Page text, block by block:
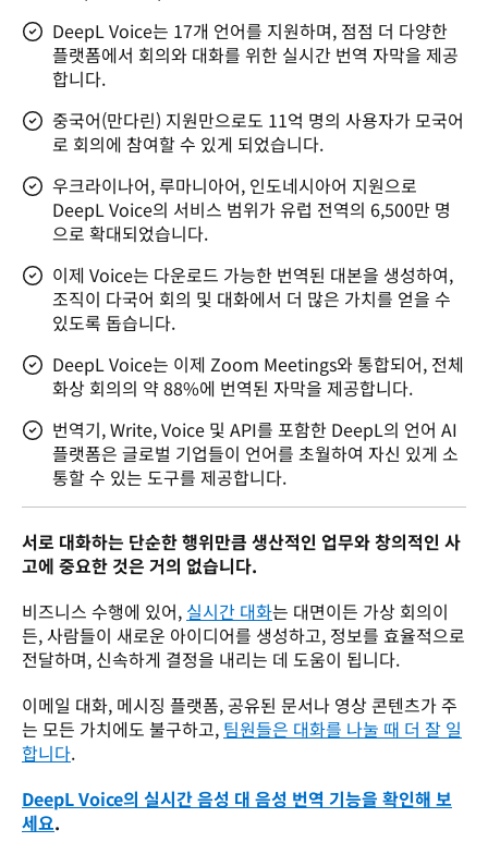
DeepL Voice는 17개 언어를 지원하며, 점점 더 다양한
플랫폼에서 회의와 대화를 위한 실시간 번역 자막을 제공
합니다.
중국어(만다린) 지원만으로도 11억 명의 사용자가 모국어
로 회의에 참여할 수 있게 되었습니다.
우크라이나어, 루마니아어, 인도네시아어 지원으로
DeepL Voice의 서비스 범위가 유럽 전역의 6,500만 명
으로 확대되었습니다.
이제 Voice는 다운로드 가능한 번역된 대본을 생성하여,
조직이 다국어 회의 및 대화에서 더 많은 가치를 얻을 수
있도록 돕습니다.
DeepL Voice는 이제 Zoom Meetings와 통합되어, 전체
화상 회의의 약 88%에 번역된 자막을 제공합니다.
번역기, Write, Voice 및 API를 포함한 DeepL의 언어 AI
플랫폼은 글로벌 기업들이 언어를 초월하여 자신 있게 소
통할 수 있는 도구를 제공합니다.
서로 대화하는 단순한 행위만큼 생산적인 업무와 창의적인 사
고에 중요한 것은 거의 없습니다.
비즈니스 수행에 있어, 실시간 대화는 대면이든 가상 회의이
든, 사람들이 새로운 아이디어를 생성하고, 정보를 효율적으로
전달하며, 신속하게 결정을 내리는 데 도움이 됩니다.
이메일 대화, 메시징 플랫폼, 공유된 문서나 영상 콘텐츠가 주
는 모든 가치에도 불구하고, 팀원들은 대화를 나눌 때 더 잘 일
합니다.
DeepL Voice의 실시간 음성 대 음성 번역 기능을 확인해 보
세요.